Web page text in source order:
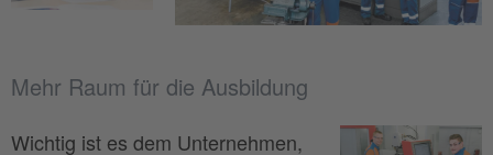
Mehr Raum für die Ausbildung
Wichtig ist es dem Unternehmen,